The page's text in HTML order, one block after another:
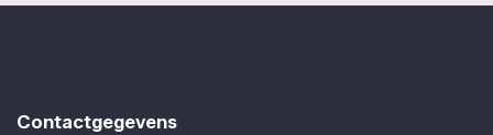
Contactgegevens